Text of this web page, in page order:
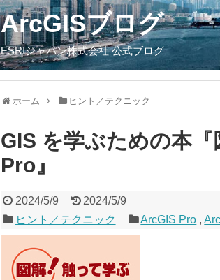
ArcGISブログ
ESRIジャパン株式会社 公式ブログ
ホーム ヒント／テクニック
GIS を学ぶための本
Pro』
2024/5/9
2024/5/9
ヒント／テクニック
ArcGIS Pro ,